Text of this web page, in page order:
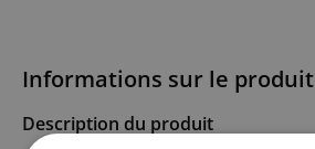
Informations sur le produit
Description du produit